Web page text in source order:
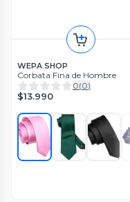
WEPA SHOP
Corbata Fina de Hombre
0(0)
$13.990